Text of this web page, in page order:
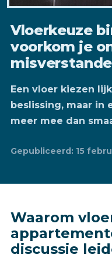
Vloerkeuze
voorkom je
Een vloer kiezen
beslissing, maar in
meer mee dan
Gepubliceerd: 15
Waarom
discussie